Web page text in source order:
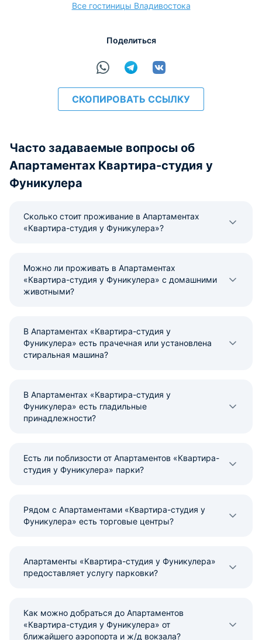
Все гостиницы Владивостока
Поделиться
СКОПИРОВАТЬ ССЫЛКУ
Часто задаваемые вопросы об
Апартаментах Квартира-студия у
Фуникулера
Сколько стоит проживание в Апартаментах
«Квартира-студия у Фуникулера»?
Можно ли проживать в Апартаментах
«Квартира-студия у Фуникулера» с домашними
животными?
В Апартаментах «Квартира-студия у
Фуникулера» есть прачечная или установлена
стиральная машина?
В Апартаментах «Квартира-студия у
Фуникулера» есть гладильные
принадлежности?
Есть ли поблизости от Апартаментов «Квартира-
студия у Фуникулера» парки?
Рядом с Апартаментами «Квартира-студия у
Фуникулера» есть торговые центры?
Апартаменты «Квартира-студия у Фуникулера»
предоставляет услугу парковки?
Как можно добраться до Апартаментов
«Квартира-студия у Фуникулера» от
ближайшего аэропорта и ж/д вокзала?